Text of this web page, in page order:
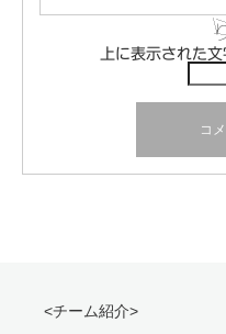
上に表示された
<チーム紹介>